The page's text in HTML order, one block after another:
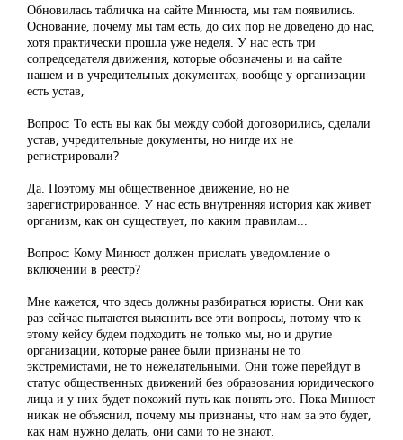
Обновилась табличка на сайте Минюста, мы там появились.
Основание, почему мы там есть, до сих пор не доведено до нас,
хотя практически прошла уже неделя. У нас есть три
сопредседателя движения, которые обозначены и на сайте
нашем и в учредительных документах, вообще у организации
есть устав,
Вопрос: То есть вы как бы между собой договорились, сделали
устав, учредительные документы, но нигде их не
регистрировали?
Да. Поэтому мы общественное движение, но не
зарегистрированное. У нас есть внутренняя история как живет
организм, как он существует, по каким правилам...
Вопрос: Кому Минюст должен прислать уведомление о
включении в реестр?
Мне кажется, что здесь должны разбираться юристы. Они как
раз сейчас пытаются выяснить все эти вопросы, потому что к
этому кейсу будем подходить не только мы, но и другие
организации, которые ранее были признаны не то
экстремистами, не то нежелательными. Они тоже перейдут в
статус общественных движений без образования юридического
лица и у них будет похожий путь как понять это. Пока Минюст
никак не объяснил, почему мы признаны, что нам за это будет,
как нам нужно делать, они сами то не знают.